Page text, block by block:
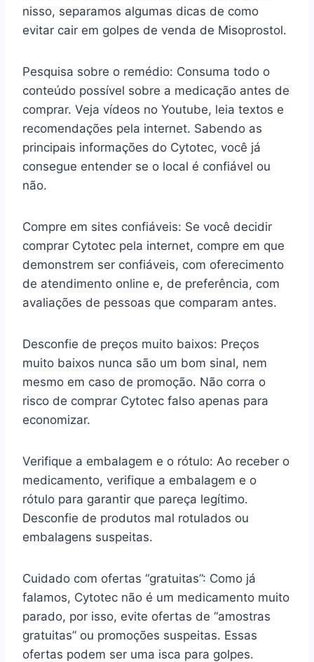
nisso, separamos algumas dicas de como
evitar cair em golpes de venda de Misoprostol.
Pesquisa sobre o remédio: Consuma todo o
conteúdo possível sobre a medicação antes de
comprar. Veja vídeos no Youtube, leia textos e
recomendações pela internet. Sabendo as
principais informações do Cytotec, você já
consegue entender se o local é confiável ou
não.
Compre em sites confiáveis: Se você decidir
comprar Cytotec pela internet, compre em que
demonstrem ser confiáveis, com oferecimento
de atendimento online e, de preferência, com
avaliações de pessoas que comparam antes.
Desconfie de preços muito baixos: Preços
muito baixos nunca são um bom sinal, nem
mesmo em caso de promoção. Não corra o
risco de comprar Cytotec falso apenas para
economizar.
Verifique a embalagem e o rótulo: Ao receber o
medicamento, verifique a embalagem e o
rótulo para garantir que pareça legítimo.
Desconfie de produtos mal rotulados ou
embalagens suspeitas.
Cuidado com ofertas “gratuitas”: Como já
falamos, Cytotec não é um medicamento muito
parado, por isso, evite ofertas de “amostras
gratuitas” ou promoções suspeitas. Essas
ofertas podem ser uma isca para golpes.